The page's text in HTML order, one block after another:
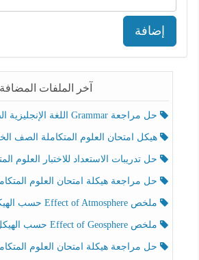
إضافة
آخر الملفات المضافة
حل مراجعة Grammar اللغة الإنجليزية الصف الخامس الفصل الثالث
هيكل امتحان العلوم المتكاملة الصف الخامس عام الفصل
حل تدريبات الاستعداد للاختبار العلوم المتكاملة الصف
حل مراجعة هيكلة امتحان العلوم المتكاملة الصف
ملخص Effect of Atmosphere حسب الهيكل الوزاري العلوم المتكاملة الصف الخامس انسبير الفصل الثالث
ملخص Effect of Geosphere حسب الهيكل الوزاري العلوم المتكاملة الصف الخامس انسبير الفصل الثالث
حل مراجعة هيكلة امتحان العلوم المتكاملة الصف